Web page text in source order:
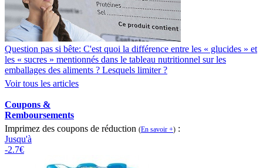
Question pas si bête: C'est quoi la différence entre les « glucides » et
les « sucres » mentionnés dans le tableau nutritionnel sur les
emballages des aliments ? Lesquels limiter ?
Voir tous les articles
Coupons &
Remboursements
Imprimez des coupons de réduction (En savoir +) :
Jusqu'à
-2.7€